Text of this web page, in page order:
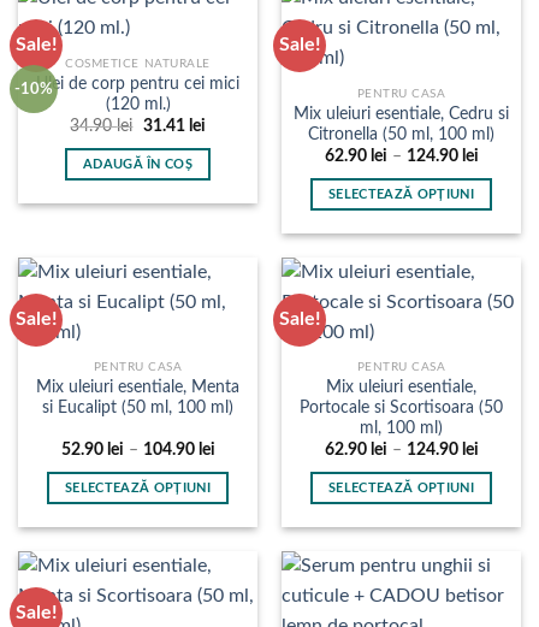
Sale!
-10%
COSMETICE NATURALE
Ulei de corp pentru cei mici
(120 ml.)
34.90lei
Prețul
a
fost:
31.41 leiPrețul
ADAUGĂ ÎN COȘ
Sale!
PENTRU CASA
Mix uleiuri esentiale, Cedru si
Citronella (50 ml, 100 ml)
62.90 lei – 124.90 leiInterval
la
SELECTEAZĂ OPȚIUNI
are
mai
Opțiunile
pot
fi
alese
în
pagina
produsului.
Sale!
PENTRU CASA
Mix uleiuri esentiale, Menta
si Eucalipt (50 ml, 100 ml)
52.90 lei – 104.90 leiInterval
la
SELECTEAZĂ OPȚIUNI
are
mai
Sale!
PENTRU CASA
Mix uleiuri esentiale,
Portocale si Scortisoara (50
ml, 100 ml)
62.90 lei – 124.90 leiInterval
la
SELECTEAZĂ OPȚIUNI
are
mai
multe
Sale!